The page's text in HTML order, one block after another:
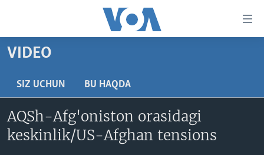
boring
Boshiga
Qidiruvga
AMERIKA
XALQARO
VIDEO
SIZ UCHUN BU HAQDA
AQSh-Afg'oniston orasidagi
keskinlik/US-Afghan tensions